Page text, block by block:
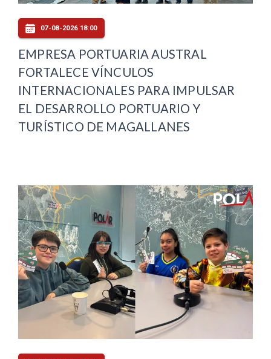
07-08-2026 18:00
EMPRESA PORTUARIA AUSTRAL
FORTALECE VÍNCULOS
INTERNACIONALES PARA IMPULSAR
EL DESARROLLO PORTUARIO Y
TURÍSTICO DE MAGALLANES